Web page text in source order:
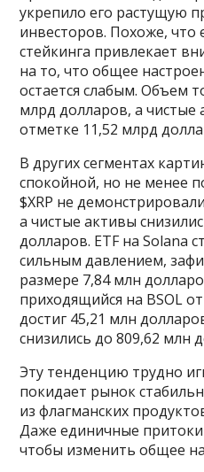
укрепило его растущую
инвесторов. Похоже, что
стейкинга привлекает
на то, что общее
остается слабым. Объем
млрд долларов, а чистые
отметке 11,52 млрд
В других сегментах
спокойной, но не менее
$XRP не
а чистые активы
долларов. ETF на Solana
сильным давлением,
размере 7,84 млн
приходящийся на BSOL
достиг 45,21 млн
снизились до 809,62 млн
Эту тенденцию трудно
покидает рынок
из флагманских
Даже единичные
чтобы изменить общее